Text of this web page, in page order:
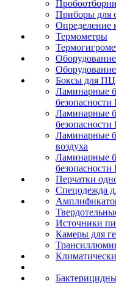
Приборы для
Определение
Термометры
Боксы для
Ламинарные
безопасности
Ламинарные
безопасности
Ламинарные
воздуха
Ламинарные
Перчатки
Спецодежда
Источники
Камеры для